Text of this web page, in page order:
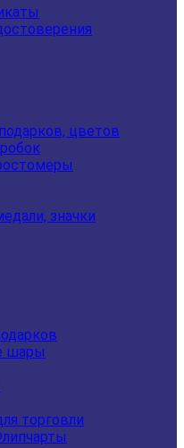
цветов
значки
шары
торговли